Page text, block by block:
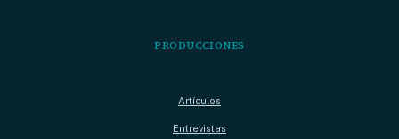
PRODUCCIONES
Artículos
Entrevistas